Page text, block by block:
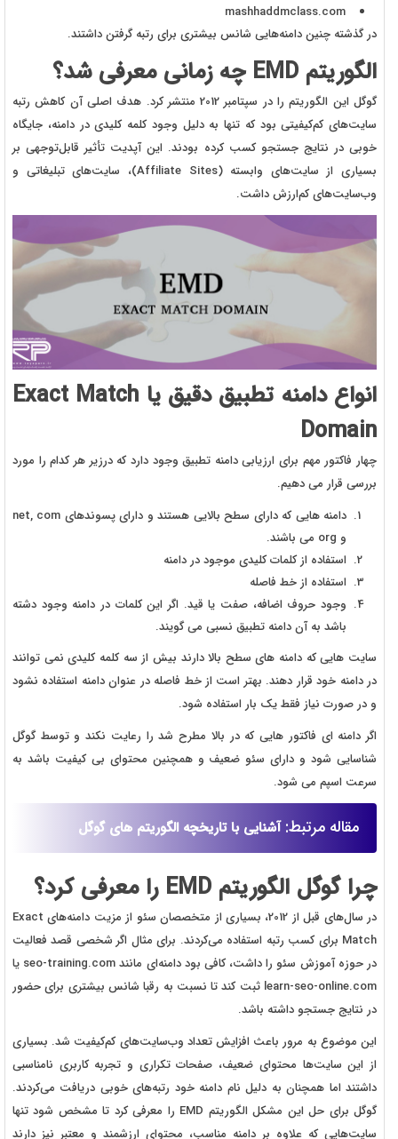
mashhaddmclass.com
در گذشته چنین دامنه‌هایی شانس بیشتری برای رتبه گرفتن داشتند.
الگوریتم EMD چه زمانی معرفی شد؟
گوگل این الگوریتم را در سپتامبر 2012 منتشر کرد. هدف اصلی آن کاهش رتبه
سایت‌های کم‌کیفیتی بود که تنها به دلیل وجود کلمه کلیدی در دامنه، جایگاه
خوبی در نتایج جستجو کسب کرده بودند. این آپدیت تأثیر قابل‌توجهی بر
بسیاری از سایت‌های وابسته (Affiliate Sites)، سایت‌های تبلیغاتی و
وب‌سایت‌های کم‌ارزش داشت.
انواع دامنه تطبیق دقیق یا Exact Match
Domain
چهار فاکتور مهم برای ارزیابی دامنه تطبیق وجود دارد که درزیر هر کدام را مورد
بررسی قرار می دهیم.
دامنه هایی که دارای سطح بالایی هستند و دارای پسوندهای net, com
و org می باشند.
استفاده از کلمات کلیدی موجود در دامنه
استفاده از خط فاصله
وجود حروف اضافه، صفت یا قید. اگر این کلمات در دامنه وجود دشته
باشد به آن دامنه تطبیق نسبی می گویند.
سایت هایی که دامنه های سطح بالا دارند بیش از سه کلمه کلیدی نمی توانند
در دامنه خود قرار دهند. بهتر است از خط فاصله در عنوان دامنه استفاده نشود
و در صورت نیاز فقط یک بار استفاده شود.
اگر دامنه ای فاکتور هایی که در بالا مطرح شد را رعایت نکند و توسط گوگل
شناسایی شود و دارای سئو ضعیف و همچنین محتوای بی کیفیت باشد به
سرعت اسپم می شود.
مقاله مرتبط:آشنایی با تاریخچه الگوریتم های گوگل
چرا گوگل الگوریتم EMD را معرفی کرد؟
در سال‌های قبل از 2012، بسیاری از متخصصان سئو از مزیت دامنه‌های Exact
Match برای کسب رتبه استفاده می‌کردند. برای مثال اگر شخصی قصد فعالیت
در حوزه آموزش سئو را داشت، کافی بود دامنه‌ای مانند seo-training.com یا
learn-seo-online.com ثبت کند تا نسبت به رقبا شانس بیشتری برای حضور
در نتایج جستجو داشته باشد.
این موضوع به مرور باعث افزایش تعداد وب‌سایت‌های کم‌کیفیت شد. بسیاری
از این سایت‌ها محتوای ضعیف، صفحات تکراری و تجربه کاربری نامناسبی
داشتند اما همچنان به دلیل نام دامنه خود رتبه‌های خوبی دریافت می‌کردند.
گوگل برای حل این مشکل الگوریتم EMD را معرفی کرد تا مشخص شود تنها
سایت‌هایی که علاوه بر دامنه مناسب، محتوای ارزشمند و معتبر نیز دارند